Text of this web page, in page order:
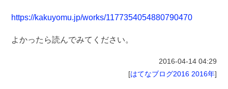
https://kakuyomu.jp/works/1177354054880790470
よかったら読んでみてください。
2016-04-14 04:29
[はてなブログ2016 2016年]